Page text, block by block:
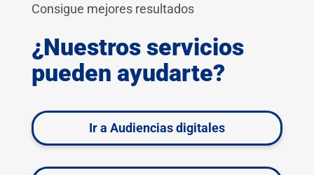
Consigue mejores resultados
¿Nuestros servicios
pueden ayudarte?
Ir a Audiencias digitales